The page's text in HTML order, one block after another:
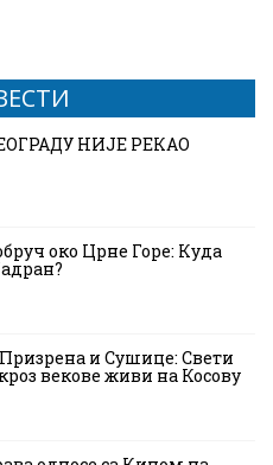
НИЈЕ РЕКАО
око Црне Горе: Куда
и Сушице: Свети
векове живи на Косову